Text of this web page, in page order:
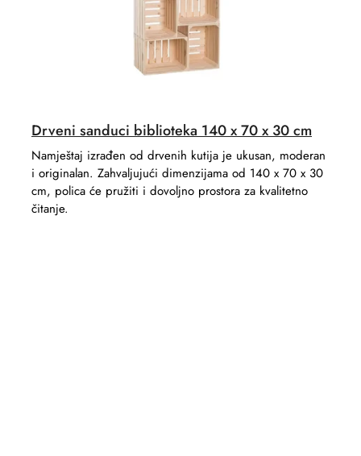
Drveni sanduci biblioteka 140 x 70 x 30 cm
Namještaj izrađen od drvenih kutija je ukusan, moderan
i originalan. Zahvaljujući dimenzijama od 140 x 70 x 30
cm, polica će pružiti i dovoljno prostora za kvalitetno
čitanje.